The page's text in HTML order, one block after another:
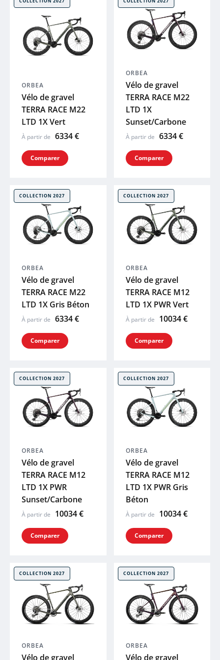
ORBEA
Vélo de gravel
TERRA RACE M22
LTD 1X Vert
À partir de 6334 €
Comparer
ORBEA
Vélo de gravel
TERRA RACE M22
LTD 1X
Sunset/Carbone
À partir de 6334 €
Comparer
COLLECTION 2027
ORBEA
Vélo de gravel
TERRA RACE M22
LTD 1X Gris Béton
À partir de 6334 €
Comparer
COLLECTION 2027
ORBEA
Vélo de gravel
TERRA RACE M12
LTD 1X PWR Vert
À partir de 10034 €
Comparer
COLLECTION 2027
ORBEA
Vélo de gravel
TERRA RACE M12
LTD 1X PWR
Sunset/Carbone
À partir de 10034 €
Comparer
COLLECTION 2027
ORBEA
Vélo de gravel
TERRA RACE M12
LTD 1X PWR Gris
Béton
À partir de 10034 €
Comparer
COLLECTION 2027
ORBEA
Vélo de gravel
COLLECTION 2027
ORBEA
Vélo de gravel